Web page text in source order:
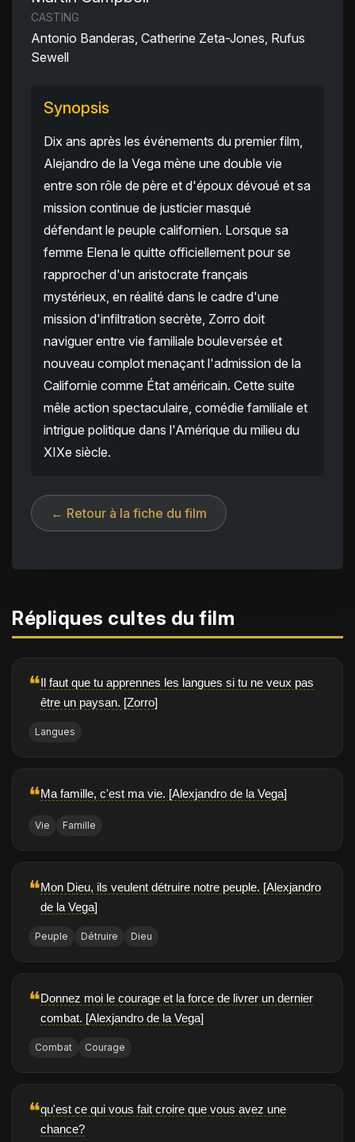
CASTING
Antonio Banderas, Catherine Zeta-Jones, Rufus
Sewell
Synopsis
Dix ans après les événements du premier film,
Alejandro de la Vega mène une double vie
entre son rôle de père et d'époux dévoué et sa
mission continue de justicier masqué
défendant le peuple californien. Lorsque sa
femme Elena le quitte officiellement pour se
rapprocher d'un aristocrate français
mystérieux, en réalité dans le cadre d'une
mission d'infiltration secrète, Zorro doit
naviguer entre vie familiale bouleversée et
nouveau complot menaçant l'admission de la
Californie comme État américain. Cette suite
mêle action spectaculaire, comédie familiale et
intrigue politique dans l'Amérique du milieu du
XIXe siècle.
← Retour à la fiche du film
Répliques cultes du film
❝Il faut que tu apprennes les langues si tu ne veux pas
être un paysan. [Zorro]
Langues
❝Ma famille, c'est ma vie. [Alexjandro de la Vega]
Vie Famille
❝Mon Dieu, ils veulent détruire notre peuple. [Alexjandro
de la Vega]
Peuple Détruire Dieu
❝Donnez moi le courage et la force de livrer un dernier
combat. [Alexjandro de la Vega]
Combat Courage
❝qu'est ce qui vous fait croire que vous avez une
chance?